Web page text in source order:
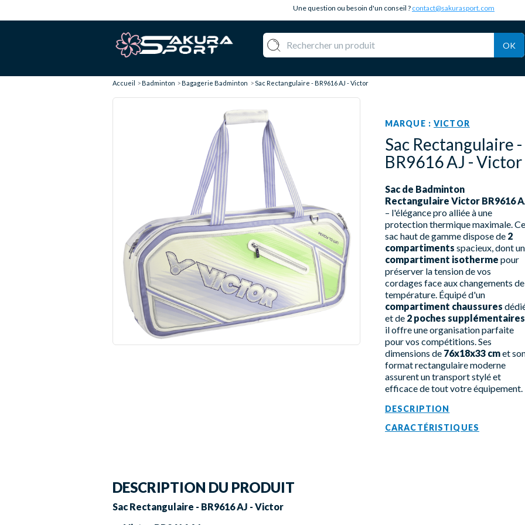
Une question ou besoin d'un conseil ? contact@sakurasport.com
OK
Accueil Badminton Bagagerie Badminton Sac Rectangulaire - BR9616 AJ - Victor
MARQUE :VICTOR
Sac Rectangulaire -
BR9616 AJ - Victor
Sac de Badminton
Rectangulaire Victor BR9616
– l'élégance pro alliée à une
protection thermique maximale. Ce
sac haut de gamme dispose de 2
compartiments spacieux, dont un
compartiment isotherme pour
préserver la tension de vos
cordages face aux changements de
température. Équipé d'un
compartiment chaussures
et de 2 poches supplémentaires
il offre une organisation parfaite
pour vos compétitions. Ses
dimensions de 76x18x33 cmet
format rectangulaire moderne
assurent un transport stylé et
efficace de tout votre équipement.
DESCRIPTION
CARACTÉRISTIQUES
DESCRIPTION DU PRODUIT
Sac Rectangulaire - BR9616 AJ - Victor